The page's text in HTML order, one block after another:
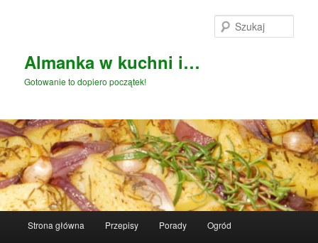
Almanka w kuchni i…
Gotowanie to dopiero początek!
Strona główna Przepisy Porady Ogród